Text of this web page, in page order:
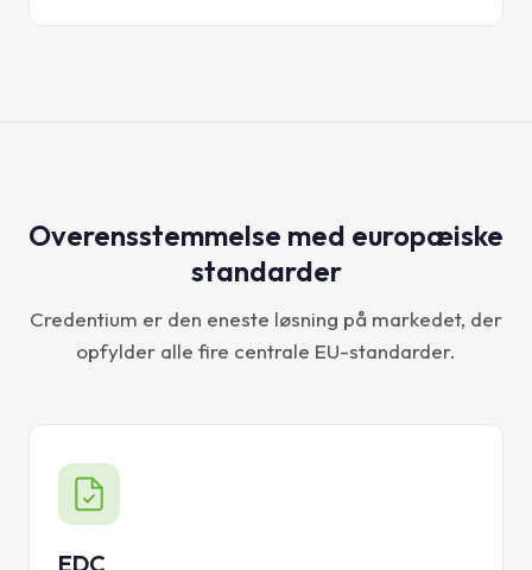
Overensstemmelse med europæiske
standarder
Credentium er den eneste løsning på markedet, der
opfylder alle fire centrale EU-standarder.
EDC